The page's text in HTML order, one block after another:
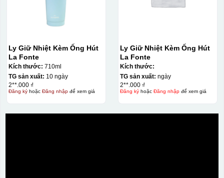
Ly Giữ Nhiệt Kèm Ống Hút
La Fonte
Kích thước: 710ml
TG sản xuất: 10 ngày
2**.000 ₫
Đăng kýhoặc Đăng nhậpđể xem giá
Ly Giữ Nhiệt Kèm Ống Hút
La Fonte
Kích thước:
TG sản xuất: ngày
2**.000 ₫
Đăng kýhoặc Đăng nhậpđể xem giá